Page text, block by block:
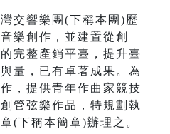
交響樂團(下稱本團)歷
樂創作，並建置從創
完整產銷平臺，提升臺
量，已有卓著成果。為
，提供青年作曲家競技
管弦樂作品，特規劃執
(下稱本簡章)辦理之。